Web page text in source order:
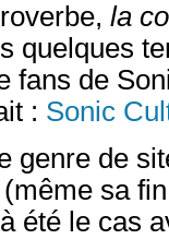
la
quelques
fans de
: Sonic
genre de
sa
été le cas